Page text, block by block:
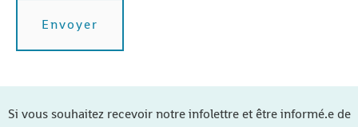
Si vous souhaitez recevoir notre infolettre et être informé.e de